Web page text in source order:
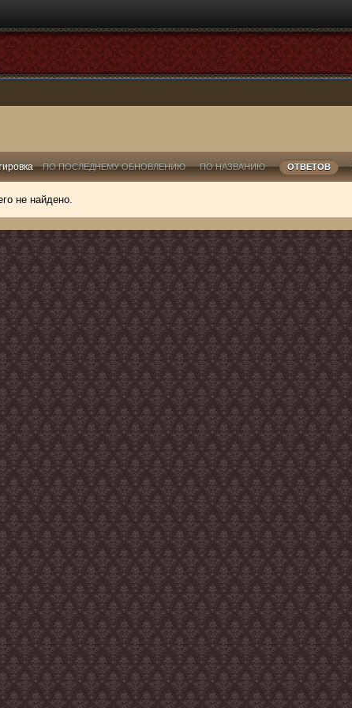
ПО ПОСЛЕДНЕМУ ОБНОВЛЕНИЮ ПО НАЗВАНИЮ ОТВЕТОВ
не найдено.